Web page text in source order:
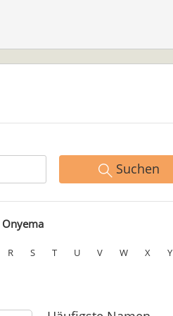
Suchen
Onyema
R S T U V W X Y